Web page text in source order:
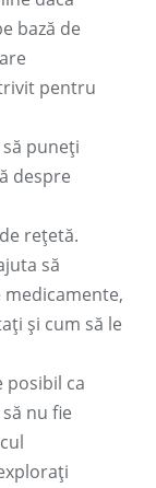
bază de
pentru
puneți
despre
rețetă.
să
și cum să le
posibil ca
nu fie